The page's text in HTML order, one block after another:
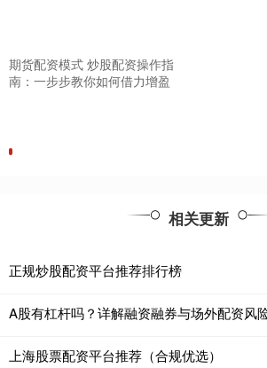
期货配资模式 炒股配资操作指
南：一步步教你如何借力增盈
相关更新
正规炒股配资平台推荐排行榜
A股有杠杆吗？详解融资融券与场外配资风
上海股票配资平台推荐（合规优选）